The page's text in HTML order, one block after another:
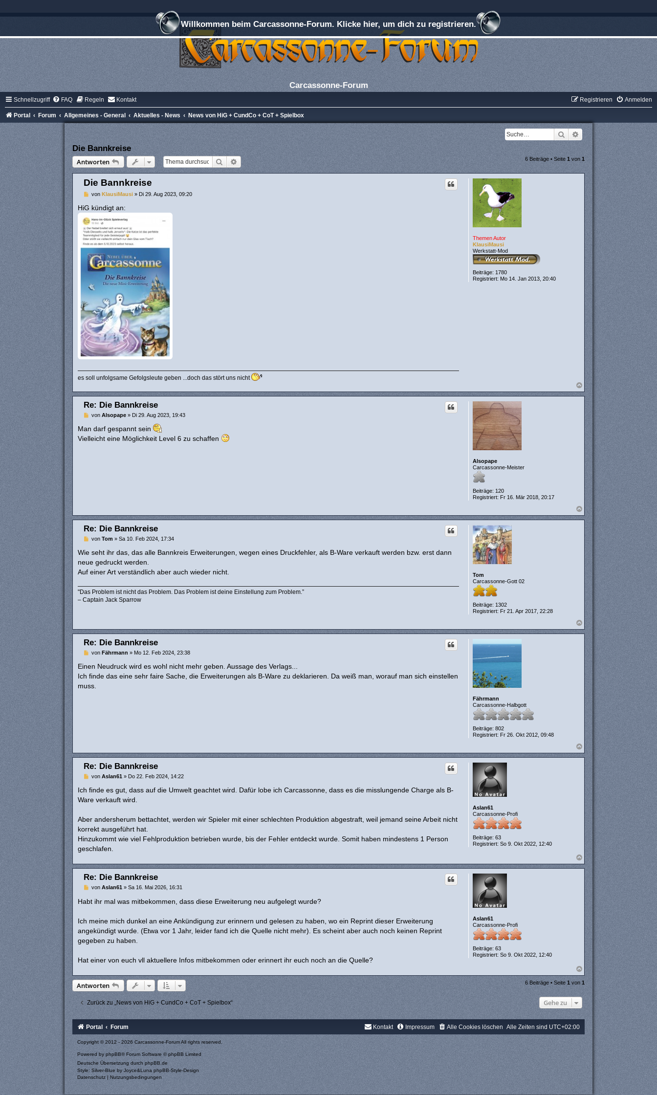
Willkommen beim Carcassonne-Forum. Klicke hier, um dich zu registrieren.
Carcassonne-Forum
Schnellzugriff FAQ Regeln Kontakt Anmelden
Registrieren
Portal Forum Allgemeines - General Aktuelles - News News von HiG + CundCo + CoT + Spielbox
Suche
Erweiterte Suche
Die Bannkreise
Antworten
Suche Erweiterte Suche 6 Beiträge • Seite1 von1
Themen Autor
KlausiMausi
Werkstatt-Mod
Beiträge: 1780
Registriert: Mo 14. Jan 2013, 20:40
Die Bannkreise
B
t
r
a
g
von KlausiMausi» Di 29. Aug 2023, 09:20
HiG kündigt an:
es soll unfolgsame Gefolgsleute geben ...doch das stört uns nicht
N
a
c
o
b
e
n
Alsopape
Carcassonne-Meister
Beiträge: 120
Registriert: Fr 16. Mär 2018, 20:17
Re: Die Bannkreise
B
i
r
von Alsopape» Di 29. Aug 2023, 19:43
Man darf gespannt sein
Vielleicht eine Möglichkeit Level 6 zu schaffen
a
c
h
o
b
n
Tom
Carcassonne-Gott 02
Beiträge: 1302
Registriert: Fr 21. Apr 2017, 22:28
Re: Die Bannkreise
B
r
a
g
von Tom » Sa 10. Feb 2024, 17:34
Wie seht ihr das, das alle Bannkreis Erweiterungen, wegen eines Druckfehler, als B-Ware verkauft werden bzw. erst dann
neue gedruckt werden.
Auf einer Art verständlich aber auch wieder nicht.
"Das Problem ist nicht das Problem. Das Problem ist deine Einstellung zum Problem.”
– Captain Jack Sparrow
a
c
h
o
b
e
n
Fährmann
Carcassonne-Halbgott
Beiträge: 802
Registriert: Fr 26. Okt 2012, 09:48
Re: Die Bannkreise
B
i
r
a
g
von Fährmann » Mo 12. Feb 2024, 23:38
Einen Neudruck wird es wohl nicht mehr geben. Aussage des Verlags...
Ich finde das eine sehr faire Sache, die Erweiterungen als B-Ware zu deklarieren. Da weiß man, worauf man sich einstellen
muss.
N
a
c
h
o
b
e
n
Aslan61
Carcassonne-Profi
Beiträge: 63
Registriert: So 9. Okt 2022, 12:40
Re: Die Bannkreise
B
i
r
von Aslan61» Do 22. Feb 2024, 14:22
Ich finde es gut, dass auf die Umwelt geachtet wird. Dafür lobe ich Carcassonne, dass es die misslungende Charge als B-
Ware verkauft wird.
Aber andersherum bettachtet, werden wir Spieler mit einer schlechten Produktion abgestraft, weil jemand seine Arbeit nicht
korrekt ausgeführt hat.
Hinzukommt wie viel Fehlproduktion betrieben wurde, bis der Fehler entdeckt wurde. Somit haben mindestens 1 Person
geschlafen.
N
a
c
h
o
n
Aslan61
Carcassonne-Profi
Beiträge: 63
Registriert: So 9. Okt 2022, 12:40
Re: Die Bannkreise
B
i
g
von Aslan61» Sa 16. Mai 2026, 16:31
Habt ihr mal was mitbekommen, dass diese Erweiterung neu aufgelegt wurde?
Ich meine mich dunkel an eine Ankündigung zur erinnern und gelesen zu haben, wo ein Reprint dieser Erweiterung
angekündigt wurde. (Etwa vor 1 Jahr, leider fand ich die Quelle nicht mehr). Es scheint aber auch noch keinen Reprint
gegeben zu haben.
Hat einer von euch vll aktuellere Infos mitbekommen oder erinnert ihr euch noch an die Quelle?
N
a
c
h
o
b
n
Antworten 6 Beiträge • Seite1 von1
Zurück zu „News von HiG + CundCo + CoT + Spielbox“ Gehe zu
Portal Forum Alle Zeiten sind UTC+02:00
Alle Cookies löschen
Impressum
Kontakt
Copyright © 2012 - 2026 Carcassonne-Forum All rights reserved.
Powered by phpBB® Forum Software © phpBB Limited
Deutsche Übersetzung durchphpBB.de
Style: Silver-Blue by Joyce&LunaphpBB-Style-Design
Datenschutz | Nutzungsbedingungen